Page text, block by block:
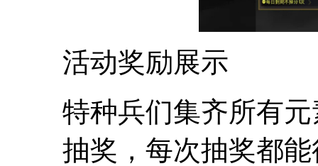
活动奖励展示
特种兵们集齐所有
抽奖，每次抽奖都